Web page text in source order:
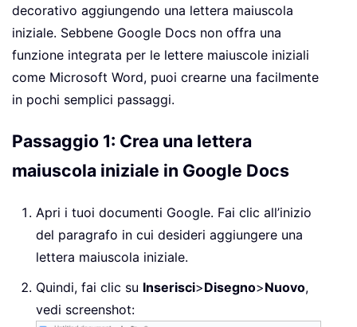
decorativo aggiungendo una lettera maiuscola
iniziale. Sebbene Google Docs non offra una
funzione integrata per le lettere maiuscole iniziali
come Microsoft Word, puoi crearne una facilmente
in pochi semplici passaggi.
Passaggio 1: Crea una lettera
maiuscola iniziale in Google Docs
Apri i tuoi documenti Google. Fai clic all’inizio
del paragrafo in cui desideri aggiungere una
lettera maiuscola iniziale.
Quindi, fai clic su Inserisci>Disegno>Nuovo,
vedi screenshot: